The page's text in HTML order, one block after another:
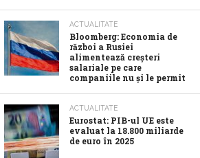
ACTUALITATE
Bloomberg: Economia de
război a Rusiei
alimentează creșteri
salariale pe care
companiile nu și le permit
ACTUALITATE
Eurostat: PIB-ul UE este
evaluat la 18.800 miliarde
de euro în 2025